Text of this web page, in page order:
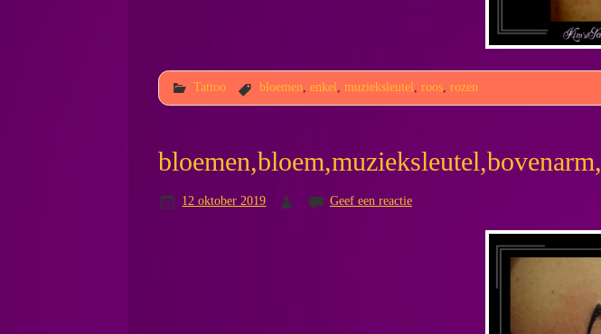
Tattoo bloemen,enkel, muzieksleutel, roos, rozen
bloemen,bloem,muzieksleutel,bovenarm,
12 oktober 2019 Geef een reactie